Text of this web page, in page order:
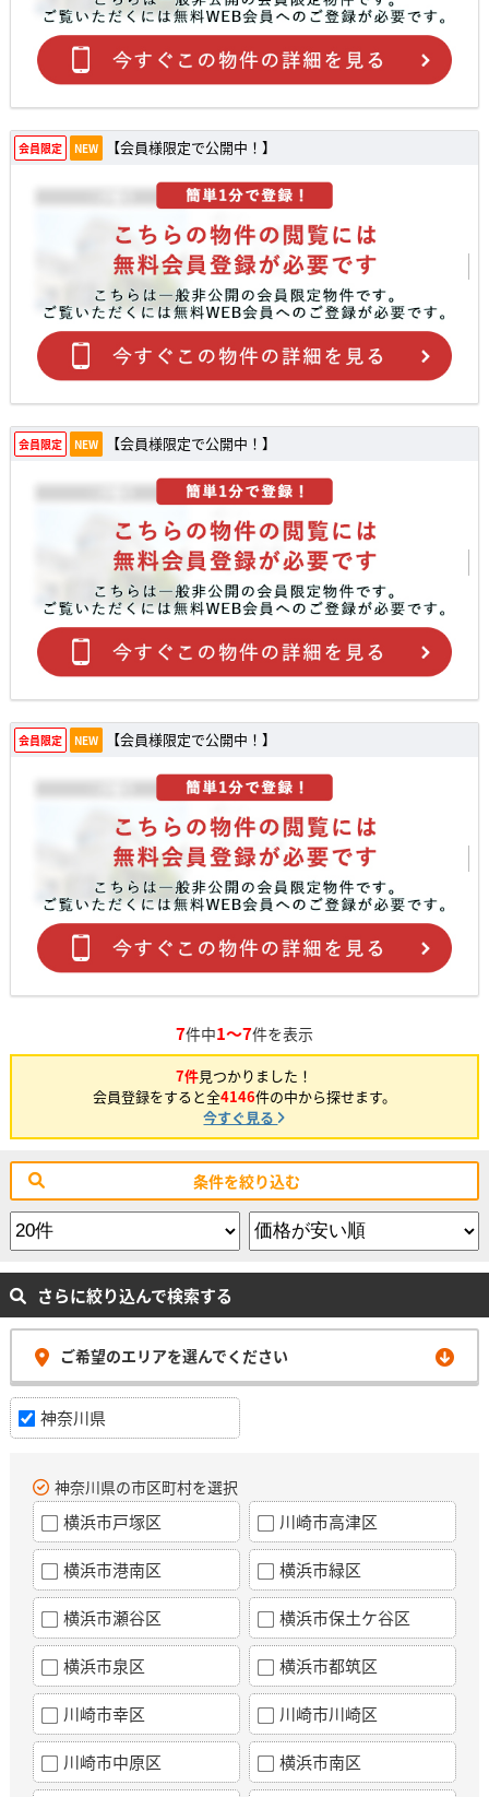
会員限定 NEW 【会員様限定で公開中！】
会員限定 NEW 【会員様限定で公開中！】
会員限定 NEW 【会員様限定で公開中！】
7件中1～7件を表示
7件見つかりました！
会員登録をすると全4146件の中から探せます。
今すぐ見る
条件を絞り込む
さらに絞り込んで検索する
ご希望のエリアを選んでください
神奈川県
神奈川県の市区町村を選択
横浜市戸塚区 川崎市高津区
横浜市港南区 横浜市緑区
横浜市瀬谷区 横浜市保土ケ谷区
横浜市泉区 横浜市都筑区
川崎市幸区 川崎市川崎区
川崎市中原区 横浜市南区